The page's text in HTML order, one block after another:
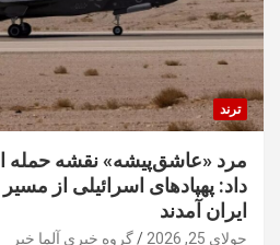
ترند
مرد «عاشق‌پیشه» نقشه حمله
داد: پهپادهای اسرائیلی از
ایران آمدند
جولای 25, 2026 گروه خبری آلما خبر